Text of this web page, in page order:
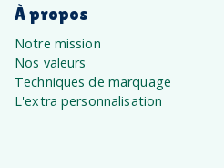
À propos
Notre mission
Nos valeurs
Techniques de marquage
L'extra personnalisation